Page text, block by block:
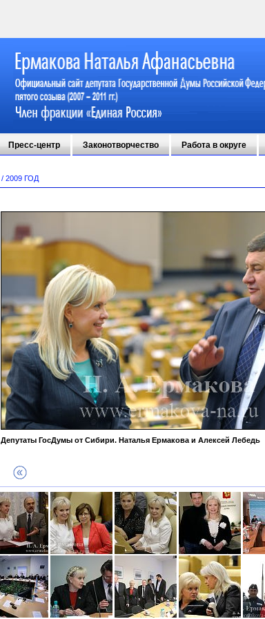
Пресс-центр Законотворчество Работа в округе
/ 2009 ГОД
Депутаты ГосДумы от Сибири. Наталья Ермакова и Алексей Лебедь